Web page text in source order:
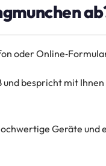
oder
bespricht mit Ihnen
Geräte und